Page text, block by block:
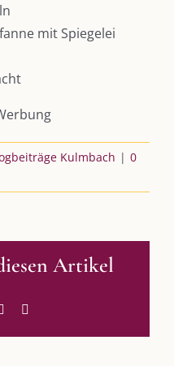
mit Spiegelei
Kulmbach | 0
Artikel
Pinterest
für jeden Anlass